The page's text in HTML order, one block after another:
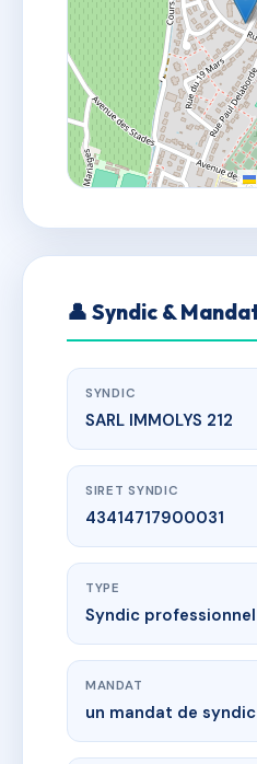
👤 Syndic &
SYNDIC
SARL IMMOLYS 212
SIRET SYNDIC
43414717900031
TYPE
Syndic professionnel
MANDAT
un mandat de syndic